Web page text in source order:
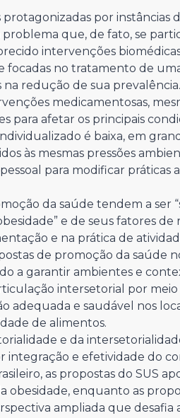
por instâncias
que, de fato, se
intervenções
focadas no tratamento de
na redução de sua
medicamentosas,
para afetar os principais
é baixa, em
às mesmas pressões
para modificar práticas
da saúde tendem a ser
e de seus fatores de
e na prática de
de promoção da saúde
a garantir ambientes e
intersetorial por meio
adequada e saudável nos
de alimentos.
e da
integração e efetividade do
as propostas do SUS
obesidade, enquanto as
ampliada que desafia